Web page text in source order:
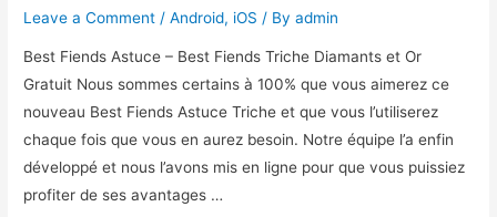
Leave a Comment /Android, iOS / Byadmin
Best Fiends Astuce – Best Fiends Triche Diamants et Or
Gratuit Nous sommes certains à 100% que vous aimerez ce
nouveau Best Fiends Astuce Triche et que vous l’utiliserez
chaque fois que vous en aurez besoin. Notre équipe l’a enfin
développé et nous l’avons mis en ligne pour que vous puissiez
profiter de ses avantages …